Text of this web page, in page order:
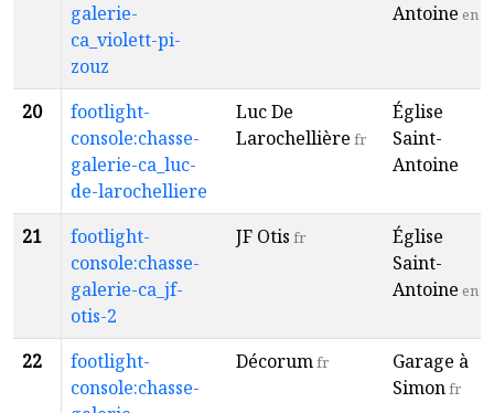
galerie-
ca_violett-pi-
zouz
Antoine en
20
footlight-
console:chasse-
galerie-ca_luc-
de-larochelliere
Luc De
Larochellière fr
Église
Saint-
Antoine
21
footlight-
console:chasse-
galerie-ca_jf-
otis-2
JF Otis fr
Église
Saint-
Antoine en
22
footlight-
console:chasse-
Décorumfr
Garage à
Simonfr